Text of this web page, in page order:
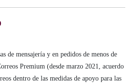
de mensajería y en pedidos de menos de
Premium (desde marzo 2021, acuerdo
dentro de las medidas de apoyo para las